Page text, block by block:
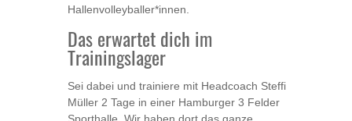
Hallenvolleyballer*innen.
Das erwartet dich im
Trainingslager
Sei dabei und trainiere mit Headcoach Steffi
Müller 2 Tage in einer Hamburger 3 Felder
Sporthalle. Wir haben dort das ganze